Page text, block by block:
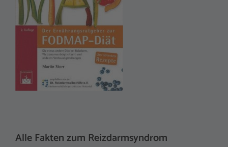
Alle Fakten zum Reizdarmsyndrom